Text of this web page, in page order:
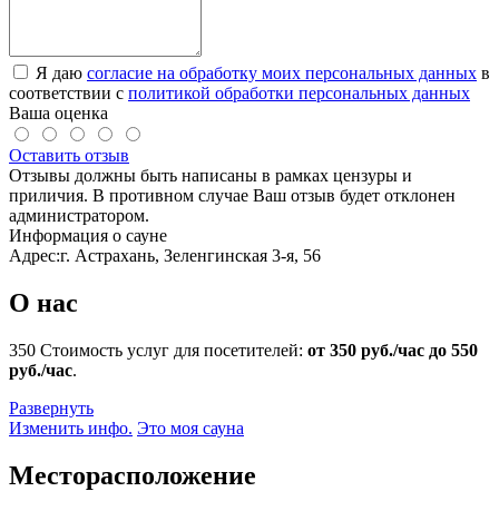
Я даю согласие на обработку моих персональных данных в
соответствии с политикой обработки персональных данных
Ваша оценка
Оставить отзыв
Отзывы должны быть написаны в рамках цензуры и
приличия. В противном случае Ваш отзыв будет отклонен
администратором.
Информация о сауне
Адрес:г. Астрахань, Зеленгинская 3-я, 56
О нас
350 Стоимость услуг для посетителей: от 350 руб./час до 550
руб./час.
Развернуть
Изменить инфо. Это моя сауна
Месторасположение